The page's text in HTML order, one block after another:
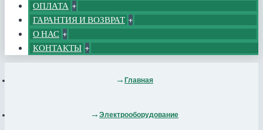
ОПЛАТА +
ГАРАНТИЯ И ВОЗВРАТ +
О НАС +
КОНТАКТЫ +
Главная
Электрооборудование